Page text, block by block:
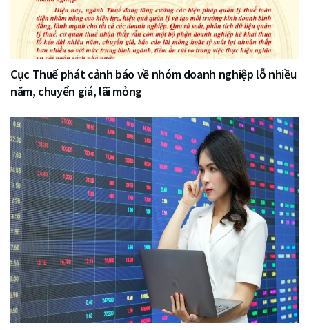
Cục Thuế phát cảnh báo về nhóm doanh nghiệp lỗ nhiều
năm, chuyển giá, lãi mỏng